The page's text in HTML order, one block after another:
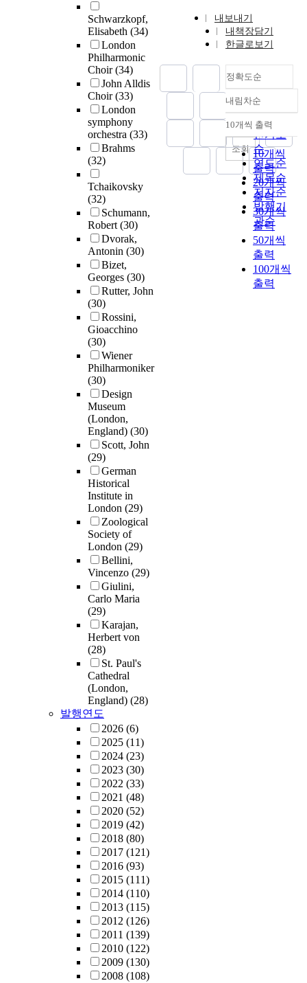
Schwarzkopf,
Elisabeth (34)
London
Philharmonic
Choir(34)
John Alldis
Choir(33)
London
symphony
orchestra (33)
Brahms
(32)
Tchaikovsky
(32)
Schumann,
Robert(30)
Dvorak,
Antonin (30)
Bizet,
Georges (30)
Rutter, John
(30)
Rossini,
Gioacchino
(30)
Wiener
Philharmoniker
(30)
Design
Museum
(London,
England) (30)
Scott, John
(29)
German
Historical
Institute in
London (29)
Zoological
Society of
London (29)
Bellini,
Vincenzo (29)
Giulini,
Carlo Maria
(29)
Karajan,
Herbert von
(28)
St. Paul's
Cathedral
(London,
England) (28)
발행연도
2026 (6)
2025 (11)
2024 (23)
2023 (30)
2022 (33)
2021 (48)
2020 (52)
2019 (42)
2018 (80)
2017 (121)
2016 (93)
2015 (111)
2014 (110)
2013 (115)
2012 (126)
2011 (139)
2010 (122)
2009 (130)
2008 (108)
내보내기
내책장담기
한글로보기
정확도순
정확도
순
인기도
순
연도순
제목순
저자순
발행기
관순
내림차순
내림차순
10개씩 출력
10개씩
출력
20개씩
출력
30개씩
출력
50개씩
출력
100개씩
출력
조회